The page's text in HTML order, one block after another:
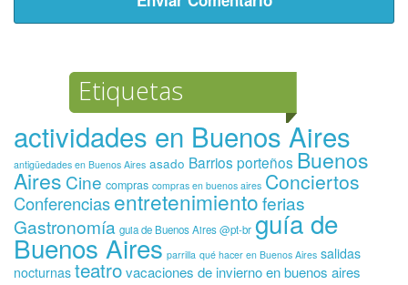
Etiquetas
actividades en Buenos Aires
antigüedades en Buenos Aires asado Barrios porteños Buenos
Aires Cine compras compras en buenos aires Conciertos
Conferenciasentretenimientoferias
Gastronomía guia de Buenos Aires @pt-br guía de
Buenos Aires parrilla qué hacer en Buenos Aires salidas
nocturnas teatrovacaciones de invierno en buenos aires